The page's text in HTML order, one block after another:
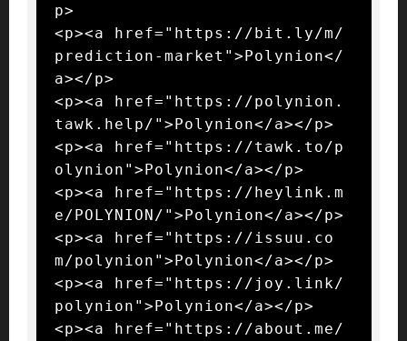
p>
<p><a href="https://bit.ly/m/
prediction-market">Polynion</
a></p>
<p><a href="https://polynion.
tawk.help/">Polynion</a></p>
<p><a href="https://tawk.to/p
olynion">Polynion</a></p>
<p><a href="https://heylink.m
e/POLYNION/">Polynion</a></p>
<p><a href="https://issuu.co
m/polynion">Polynion</a></p>
<p><a href="https://joy.link/
polynion">Polynion</a></p>
<p><a href="https://about.me/